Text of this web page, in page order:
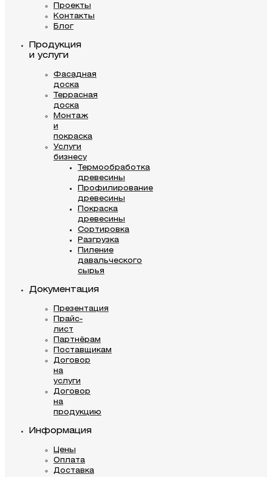
Проекты
Контакты
Блог
Продукция
и услуги
Фасадная
доска
Террасная
доска
Монтаж
и
покраска
Услуги
бизнесу
Термообработка
древесины
Профилирование
древесины
Покраска
древесины
Сортировка
Разгрузка
Пиление
давальческого
сырья
Документация
Презентация
Прайс-
лист
Партнёрам
Поставщикам
Договор
на
услуги
Договор
на
продукцию
Информация
Цены
Оплата
Доставка